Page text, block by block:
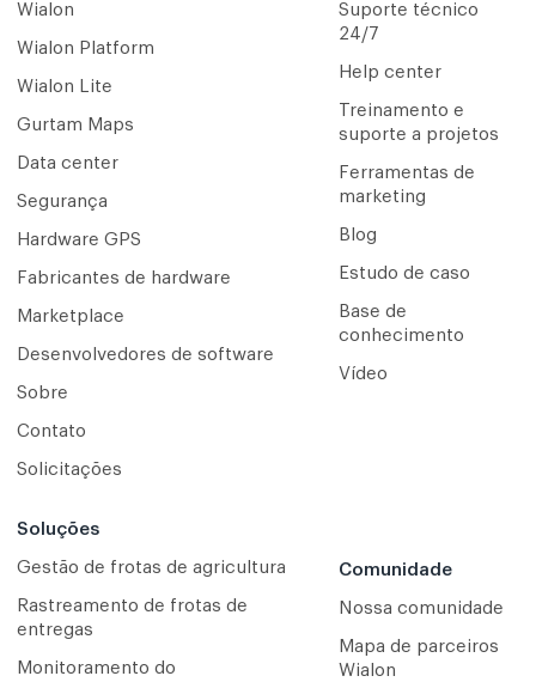
Wialon
Wialon Platform
Wialon Lite
Gurtam Maps
Data center
Segurança
Hardware GPS
Fabricantes de hardware
Marketplace
Desenvolvedores de software
Sobre
Contato
Solicitações
Soluções
Gestão de frotas de agricultura
Rastreamento de frotas de
entregas
Monitoramento do
Suporte técnico
24/7
Help center
Treinamento e
suporte a projetos
Ferramentas de
marketing
Blog
Estudo de caso
Base de
conhecimento
Vídeo
Comunidade
Nossa comunidade
Mapa de parceiros
Wialon